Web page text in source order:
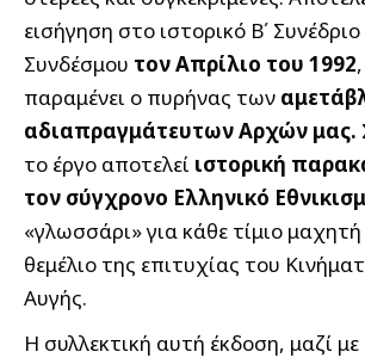
εισήγηση στο ιστορικό Β΄
Συνδέσμου τον Απρίλιο του 1992
παραμένει ο πυρήνας των
αδιαπραγμάτευτων Αρχών μας.
το έργο αποτελεί ιστορική
τον σύγχρονο Ελληνικό
«γλωσσάρι» για κάθε τίμιο μαχητή
θεμέλιο της επιτυχίας του
Αυγής.
Η συλλεκτική αυτή έκδοση, μαζί